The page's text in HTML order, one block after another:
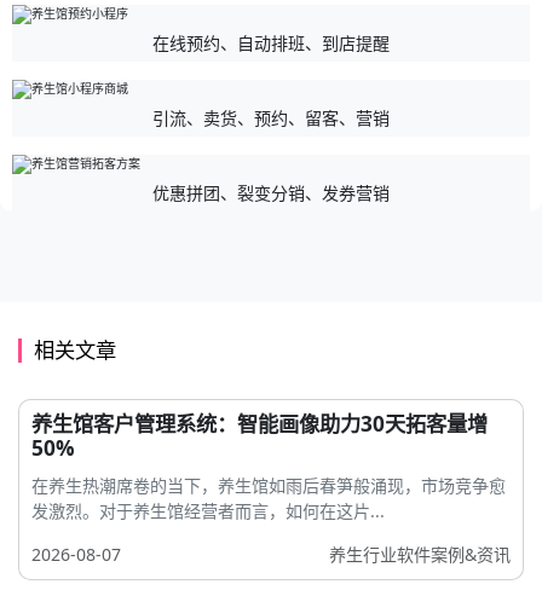
在线预约、自动排班、到店提醒
引流、卖货、预约、留客、营销
优惠拼团、裂变分销、发券营销
相关文章
养生馆客户管理系统：智能画像助力30天拓客量增
50%
在养生热潮席卷的当下，养生馆如雨后春笋般涌现，市场竞争愈
发激烈。对于养生馆经营者而言，如何在这片...
2026-08-07
养生行业软件案例&资讯